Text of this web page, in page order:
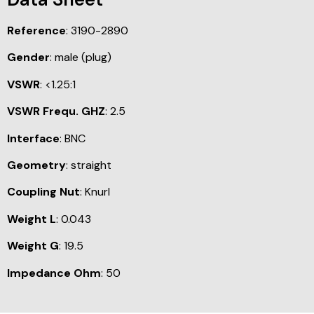
Reference: 3190-2890
Gender: male (plug)
VSWR: <1.25:1
VSWR Frequ. GHZ: 2.5
Interface: BNC
Geometry: straight
Coupling Nut: Knurl
Weight L: 0.043
Weight G: 19.5
Impedance Ohm: 50